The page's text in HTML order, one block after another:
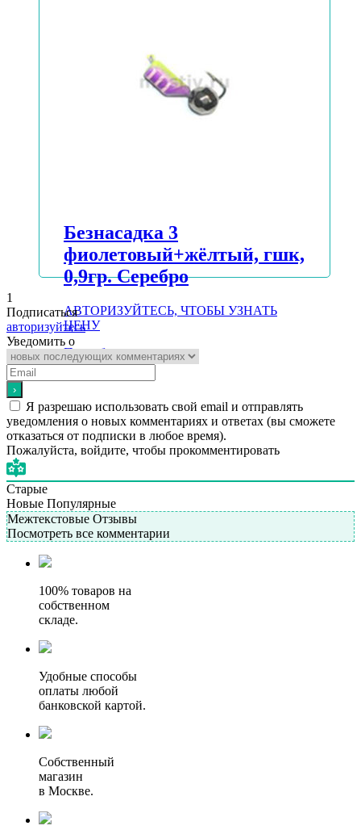
Безнасадка 3
фиолетовый+жёлтый, гшк,
0,9гр. Серебро
АВТОРИЗУЙТЕСЬ, ЧТОБЫ УЗНАТЬ
ЦЕНУ
Подробнее
1
Подписаться
авторизуйтесь
Уведомить о
Я разрешаю использовать свой email и отправлять
уведомления о новых комментариях и ответах (вы cможете
отказаться от подписки в любое время).
Пожалуйста, войдите, чтобы прокомментировать
Старые
Новые Популярные
Межтекстовые Отзывы
Посмотреть все комментарии
100% товаров на
собственном
складе.
Удобные способы
оплаты любой
банковской картой.
Собственный
магазин
в Москве.